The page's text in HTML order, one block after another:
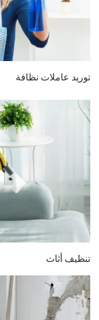
توريد عاملات نظافة
تنظيف أثاث